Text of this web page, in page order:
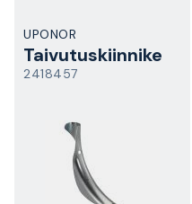
UPONOR
Taivutuskiinnike
2418457